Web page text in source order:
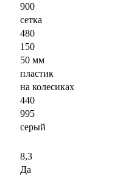
900
сетка
480
150
50 мм
пластик
на колесиках
440
995
серый
8,3
Да